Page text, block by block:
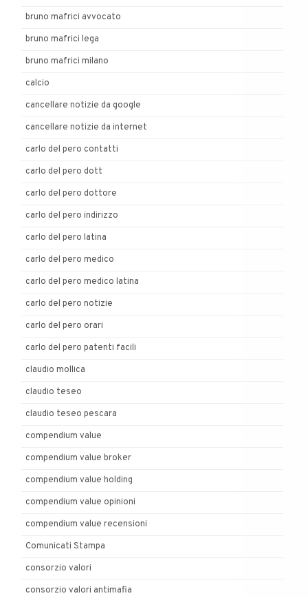
bruno mafrici avvocato
bruno mafrici lega
bruno mafrici milano
calcio
cancellare notizie da google
cancellare notizie da internet
carlo del pero contatti
carlo del pero dott
carlo del pero dottore
carlo del pero indirizzo
carlo del pero latina
carlo del pero medico
carlo del pero medico latina
carlo del pero notizie
carlo del pero orari
carlo del pero patenti facili
claudio mollica
claudio teseo
claudio teseo pescara
compendium value
compendium value broker
compendium value holding
compendium value opinioni
compendium value recensioni
Comunicati Stampa
consorzio valori
consorzio valori antimafia